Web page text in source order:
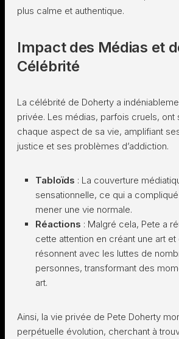
plus calme et authentique.
Impact des Médias et
Célébrité
La célébrité de Doherty a
privée. Les médias, parfois cruels, ont
chaque aspect de sa vie, amplifiant
justice et ses problèmes d’addiction.
Tabloïds : La couverture
sensationnelle, ce qui a
mener une vie normale.
Réactions : Malgré cela, Pete a
cette attention en créant une art
résonnent avec les luttes de
personnes, transformant des
art.
Ainsi, la vie privée de Pete Doherty
perpétuelle évolution, cherchant à